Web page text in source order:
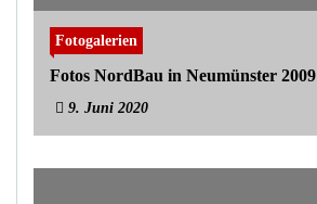
Fotogalerien
Fotos NordBau in Neumünster 2009
9. Juni 2020